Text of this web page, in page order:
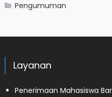
Pengumuman
Layanan
Penerimaan Mahasiswa